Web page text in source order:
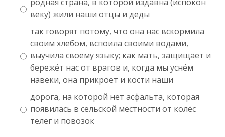
веку) жили наши отцы и деды
так говорят потому, что она нас вскормила
своим хлебом, вспоила своими водами,
выучила своему языку; как мать, защищает и
бережёт нас от врагов и, когда мы уснём
навеки, она прикроет и кости наши
дорога, на которой нет асфальта, которая
появилась в сельской местности от колёс
телег и повозок